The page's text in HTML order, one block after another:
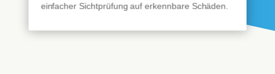
einfacher Sichtprüfung auf erkennbare Schäden.